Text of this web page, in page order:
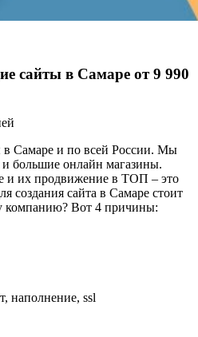
сайты в Самаре от 9 990
в Самаре и по всей России. Мы
и большие онлайн магазины.
и их продвижение в ТОП – это
создания сайта в Самаре стоит
компанию? Вот 4 причины:
наполнение, ssl